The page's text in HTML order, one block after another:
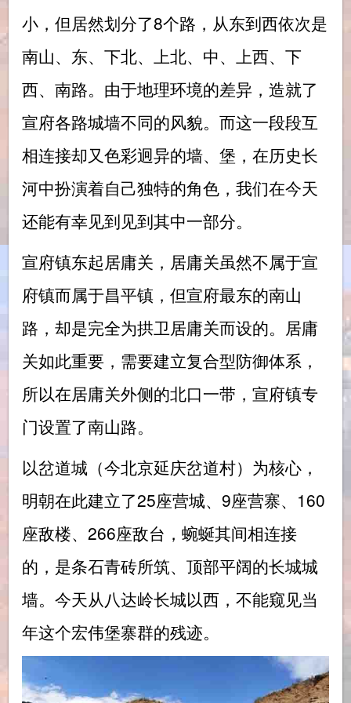
小，但居然划分了8个路，从东到西依次是
南山、东、下北、上北、中、上西、下
西、南路。由于地理环境的差异，造就了
宣府各路城墙不同的风貌。而这一段段互
相连接却又色彩迥异的墙、堡，在历史长
河中扮演着自己独特的角色，我们在今天
还能有幸见到见到其中一部分。
宣府镇东起居庸关，居庸关虽然不属于宣
府镇而属于昌平镇，但宣府最东的南山
路，却是完全为拱卫居庸关而设的。居庸
关如此重要，需要建立复合型防御体系，
所以在居庸关外侧的北口一带，宣府镇专
门设置了南山路。
以岔道城（今北京延庆岔道村）为核心，
明朝在此建立了25座营城、9座营寨、160
座敌楼、266座敌台，蜿蜒其间相连接
的，是条石青砖所筑、顶部平阔的长城城
墙。今天从八达岭长城以西，不能窥见当
年这个宏伟堡寨群的残迹。